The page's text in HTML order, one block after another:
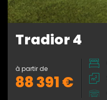
Tradior 4
à partir de
88 391 €